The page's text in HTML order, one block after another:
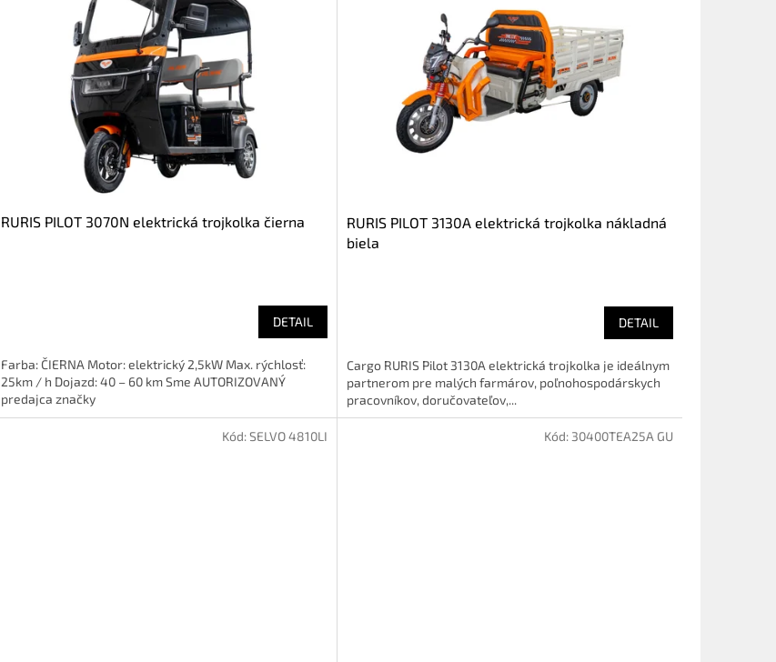
RURIS PILOT 3070N elektrická trojkolka čierna
DETAIL
Farba: ČIERNA Motor: elektrický 2,5kW Max. rýchlosť:
25km / h Dojazd: 40 – 60 km Sme AUTORIZOVANÝ
predajca značky
RURIS PILOT 3130A elektrická trojkolka nákladná
biela
DETAIL
Cargo RURIS Pilot 3130A elektrická trojkolka je ideálnym
partnerom pre malých farmárov, poľnohospodárskych
pracovníkov, doručovateľov,...
Kód:SELVO 4810LI Kód: 30400TEA25A GU